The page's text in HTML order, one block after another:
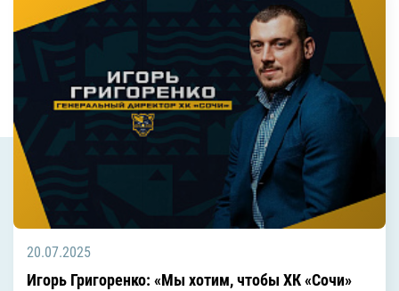
20.07.2025
Игорь Григоренко: «Мы хотим, чтобы ХК «Сочи»